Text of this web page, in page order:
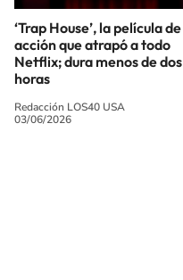
‘Trap House’, la película de
acción que atrapó a todo
Netflix; dura menos de dos
horas
Redacción LOS40 USA
03/06/2026